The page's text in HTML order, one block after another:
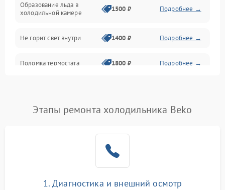
Образование льда в
холодильной камере
1500 ₽ Подробнее →
Не горит свет внутри 1400 ₽ Подробнее →
Поломка термостата 1800 ₽ Подробнее →
Поломка системы No Frost 2600 ₽ Подробнее →
Этапы ремонта холодильника Beko
1. Диагностика и внешний осмотр